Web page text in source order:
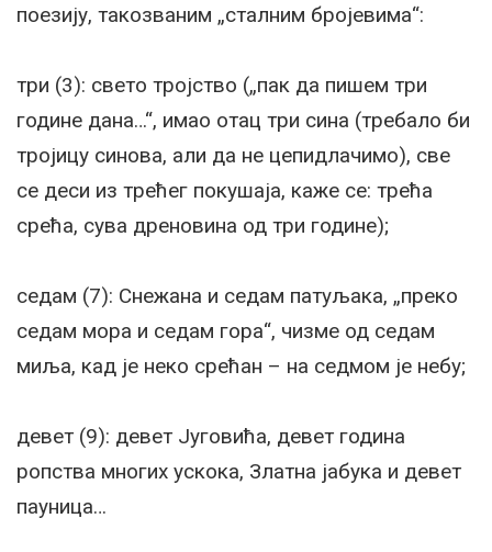
поезију, такозваним „сталним бројевима“:
три (3): свето тројство („пак да пишем три
године дана…“, имао отац три сина (требало би
тројицу синова, али да не цепидлачимо), све
се деси из трећег покушаја, каже се: трећа
срећа, сува дреновина од три године);
седам (7): Снежана и седам патуљака, „преко
седам мора и седам гора“, чизме од седам
миља, кад је неко срећан – на седмом је небу;
девет (9): девет Југовића, девет година
ропства многих ускока, Златна јабука и девет
пауница…